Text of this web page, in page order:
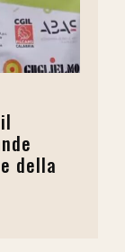
della